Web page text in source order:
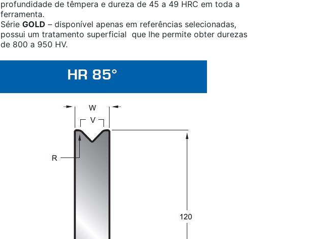
profundidade de têmpera e dureza de 45 a 49 HRC em toda a
ferramenta.
Série GOLD – disponível apenas em referências selecionadas,
possui um tratamento superficial que lhe permite obter durezas
de 800 a 950 HV.